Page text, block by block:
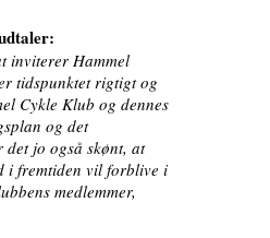
inviterer Hammel
tidspunktet rigtigt og
Cykle Klub og dennes
og det
jo også skønt, at
i fremtiden vil forblive i
medlemmer,